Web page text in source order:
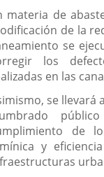
materia de
de la
se
los
en las
se llevará
de
y